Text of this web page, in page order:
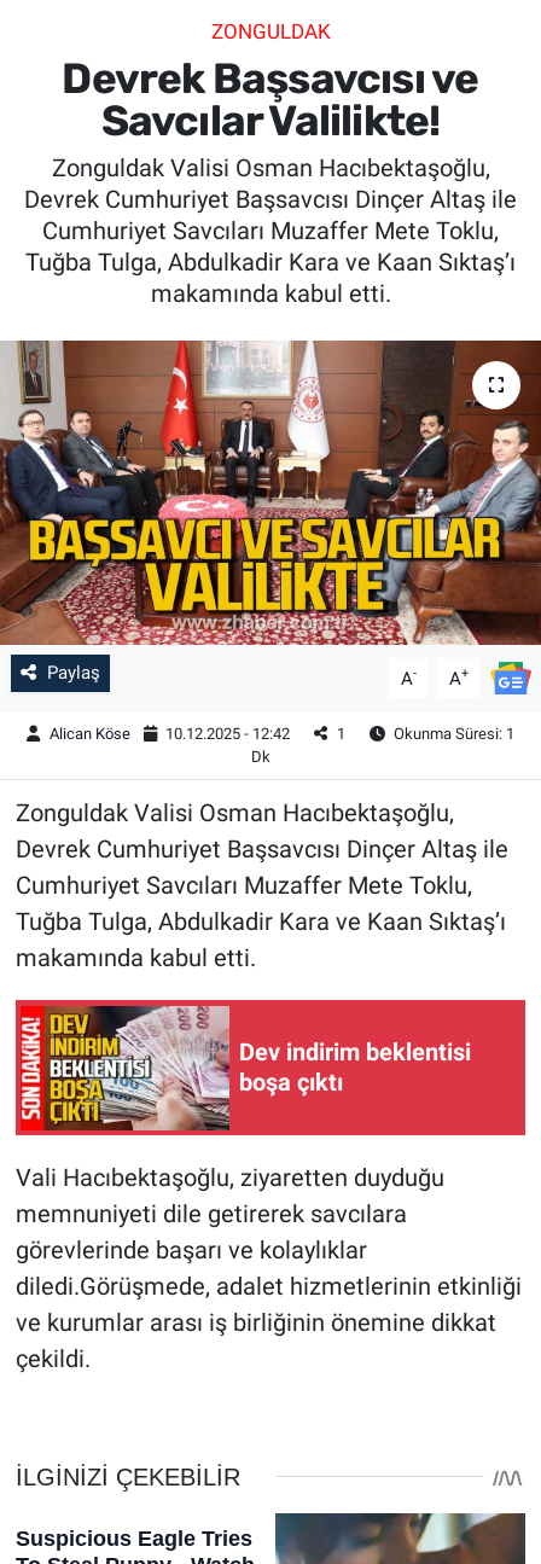
ZONGULDAK
Devrek Başsavcısı ve
Savcılar Valilikte!
Zonguldak Valisi Osman Hacıbektaşoğlu,
Devrek Cumhuriyet Başsavcısı Dinçer Altaş ile
Cumhuriyet Savcıları Muzaffer Mete Toklu,
Tuğba Tulga, Abdulkadir Kara ve Kaan Sıktaş’ı
makamında kabul etti.
Paylaş A- A+
Alican Köse 10.12.2025 - 12:42 1
Okunma Süresi: 1
Dk
Zonguldak Valisi Osman Hacıbektaşoğlu,
Devrek Cumhuriyet Başsavcısı Dinçer Altaş ile
Cumhuriyet Savcıları Muzaffer Mete Toklu,
Tuğba Tulga, Abdulkadir Kara ve Kaan Sıktaş’ı
makamında kabul etti.
Dev indirim beklentisi
boşa çıktı
Vali Hacıbektaşoğlu, ziyaretten duyduğu
memnuniyeti dile getirerek savcılara
görevlerinde başarı ve kolaylıklar
diledi.Görüşmede, adalet hizmetlerinin etkinliği
ve kurumlar arası iş birliğinin önemine dikkat
çekildi.
SPOR
SAĞLIK